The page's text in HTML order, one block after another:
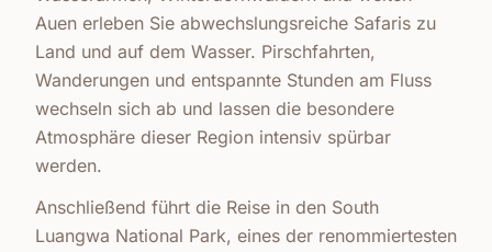
Auen erleben Sie abwechslungsreiche Safaris zu
Land und auf dem Wasser. Pirschfahrten,
Wanderungen und entspannte Stunden am Fluss
wechseln sich ab und lassen die besondere
Atmosphäre dieser Region intensiv spürbar
werden.
Anschließend führt die Reise in den South
Luangwa National Park, eines der renommiertesten